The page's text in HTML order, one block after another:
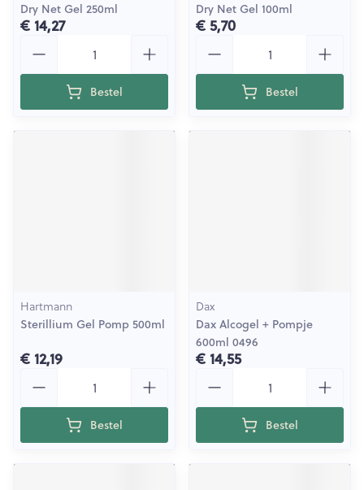
Dry Net Gel 250ml
€ 14,27
Bestel
Dry Net Gel 100ml
€ 5,70
Bestel
Hartmann
Sterillium Gel Pomp 500ml
€ 12,19
Bestel
Dax
Dax Alcogel + Pompje
600ml 0496
€ 14,55
Bestel